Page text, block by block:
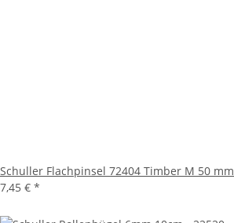
Schuller Flachpinsel 72404 Timber M 50
7,45 € *